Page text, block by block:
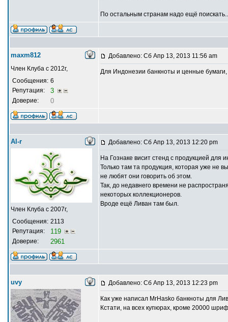
По остальным странам надо ещё
maxm812
Член Клуба с 2012г,
Сообщения: 6
Репутация:
3
Доверие: 0
Добавлено: Сб Апр 13, 2013 11:56 am
Для Индонезии банкноты и ценные
Al-r
Член Клуба с 2007г,
Сообщения: 2113
Репутация:
119
Доверие: 2961
Добавлено: Сб Апр 13, 2013 12:20 pm
На Гознаке висит стенд с продукцией для
Только там та продукция, которая уже не
не любят они говорить об этом.
Так, до недавнего времени не
некоторых коллекционеров.
Вроде ещё Ливан там был.
uvy Добавлено: Сб Апр 13, 2013 12:23 pm
Как уже написал MrHasko банкноты для
Кстати, на всех купюрах, кроме 20000